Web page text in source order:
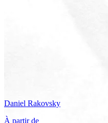
Daniel Rakovsky
À partir de